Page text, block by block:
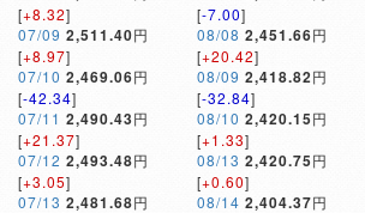
[+8.32]
07/09 2,511.40円
[+8.97]
07/10 2,469.06円
[-42.34]
07/11 2,490.43円
[+21.37]
07/12 2,493.48円
[+3.05]
07/13 2,481.68円
[-7.00]
08/08 2,451.66円
[+20.42]
08/09 2,418.82円
[-32.84]
08/10 2,420.15円
[+1.33]
08/13 2,420.75円
[+0.60]
08/14 2,404.37円